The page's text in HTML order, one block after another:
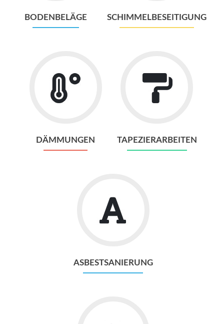
BODENBELÄGE SCHIMMELBESEITIGUNG
DÄMMUNGEN TAPEZIERARBEITEN
ASBESTSANIERUNG